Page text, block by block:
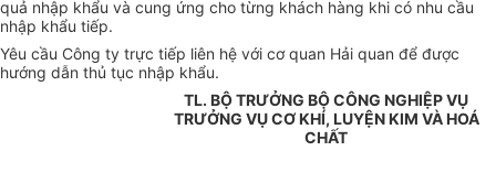
quả nhập khẩu và cung ứng cho từng khách hàng khi có nhu cầu
nhập khẩu tiếp.
Yêu cầu Công ty trực tiếp liên hệ với cơ quan Hải quan để được
hướng dẫn thủ tục nhập khẩu.
TL. BỘ TRƯỞNG BỘ CÔNG NGHIỆP VỤ
TRƯỞNG VỤ CƠ KHÍ, LUYỆN KIM VÀ HOÁ
CHẤT